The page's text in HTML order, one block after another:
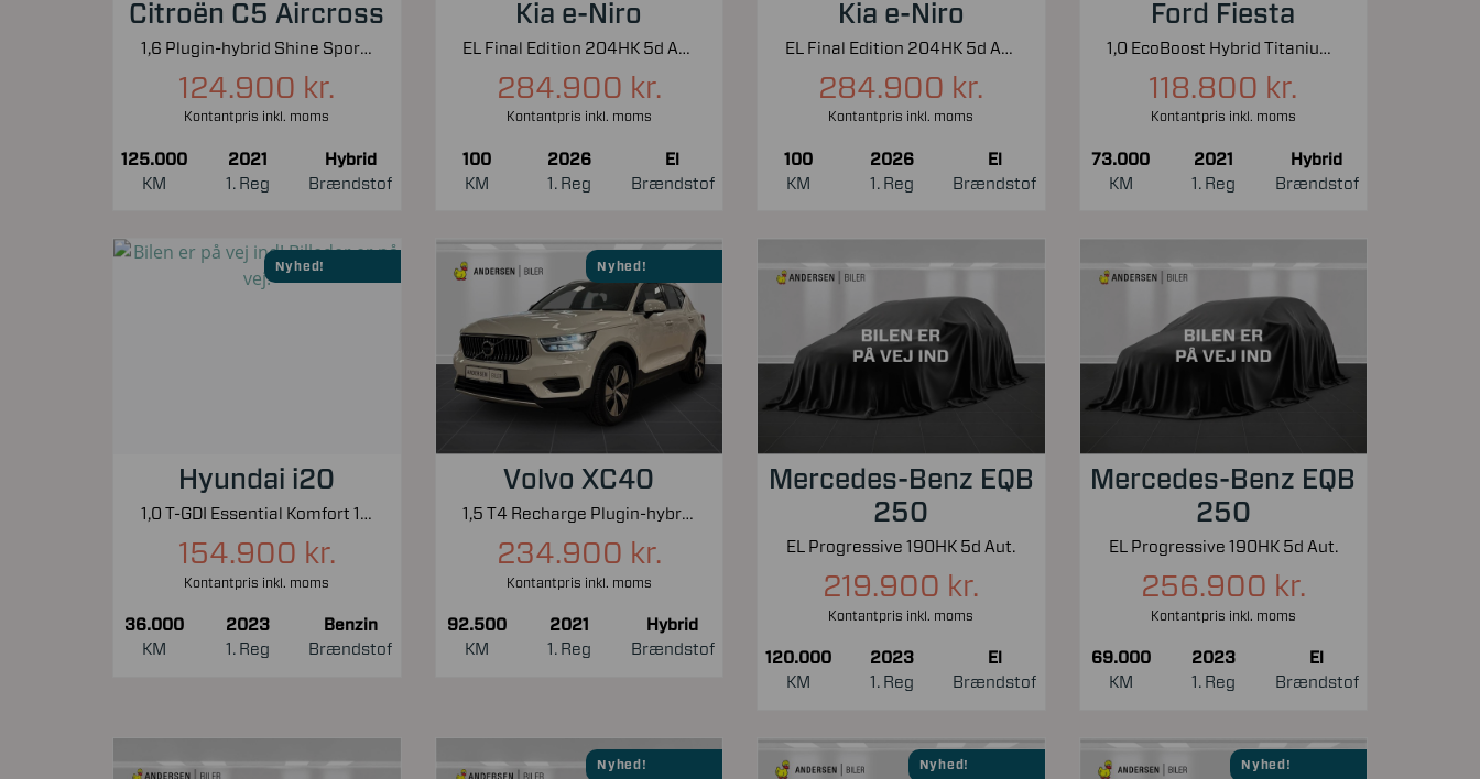
Citroën C5 Aircross
1,6 Plugin-hybrid Shine Sport EAT8 225HK 5d 8g Aut.
124.900 kr.
Kontantpris inkl. moms
125.000
KM
2021
1. Reg
Hybrid
Brændstof
Kia e-Niro
EL Final Edition 204HK 5d Aut.
284.900 kr.
Kontantpris inkl. moms
100
KM
2026
1. Reg
El
Brændstof
Kia e-Niro
EL Final Edition 204HK 5d Aut.
284.900 kr.
Kontantpris inkl. moms
100
KM
2026
1. Reg
El
Brændstof
Ford Fiesta
1,0 EcoBoost Hybrid Titanium X Start/Stop 125HK 5d 6g
118.800 kr.
Kontantpris inkl. moms
73.000
KM
2021
1. Reg
Hybrid
Brændstof
Nyhed!
Hyundai i20
1,0 T-GDI Essential Komfort 100HK 5d 6g
154.900 kr.
Kontantpris inkl. moms
36.000
KM
2023
1. Reg
Benzin
Brændstof
Nyhed!
Volvo XC40
1,5 T4 Recharge Plugin-hybrid Inscription Expression 211HK 5d 7g Aut.
234.900 kr.
Kontantpris inkl. moms
92.500
KM
2021
1. Reg
Hybrid
Brændstof
Mercedes-Benz EQB
250
EL Progressive 190HK 5d Aut.
219.900 kr.
Kontantpris inkl. moms
120.000
KM
2023
1. Reg
El
Brændstof
Mercedes-Benz EQB
250
EL Progressive 190HK 5d Aut.
256.900 kr.
Kontantpris inkl. moms
69.000
KM
2023
1. Reg
El
Brændstof
Nyhed! Nyhed! Nyhed!